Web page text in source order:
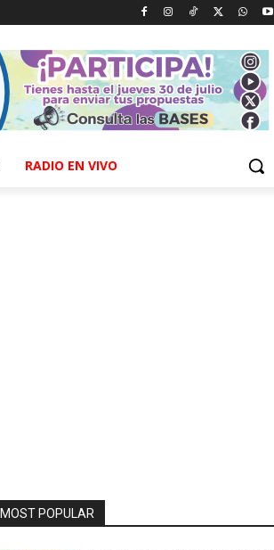
RADIO EN VIVO
MOST POPULAR